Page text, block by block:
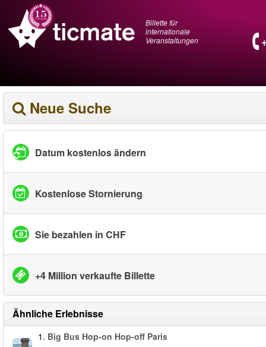
Billette für
internationale
Veranstaltungen
Neue Suche
Datum kostenlos ändern
Kostenlose Stornierung
Sie bezahlen in CHF
+4 Million verkaufte Billette
Ähnliche Erlebnisse
1. Big Bus Hop-on Hop-off Paris